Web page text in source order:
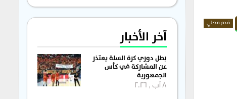
قدم محلي
آخر الأخبار
بطل دوري كرة السلة يعتذر
عن المشاركة في كأس
الجمهورية
8 آب , 2026